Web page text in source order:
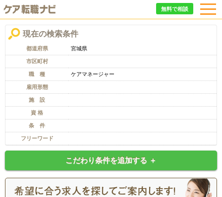
無料で相談
現在の検索条件
都道府県 宮城県
市区町村
職 種 ケアマネージャー
雇用形態
施 設
資 格
条 件
フリーワード
こだわり条件を追加する ＋